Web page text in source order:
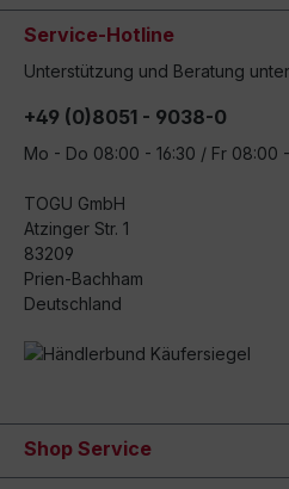
Service-Hotline
Unterstützung und Beratung
+49 (0)8051 - 9038-0
Mo - Do 08:00 - 16:30 / Fr 08:00
TOGU GmbH
Atzinger Str. 1
83209
Prien-Bachham
Deutschland
Shop Service